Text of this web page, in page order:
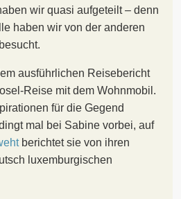
wir quasi aufgeteilt – denn
haben wir von der anderen
ausführlichen Reisebericht
Reise mit dem Wohnmobil.
für die Gegend
mal bei Sabine vorbei, auf
berichtet sie von ihren
luxemburgischen